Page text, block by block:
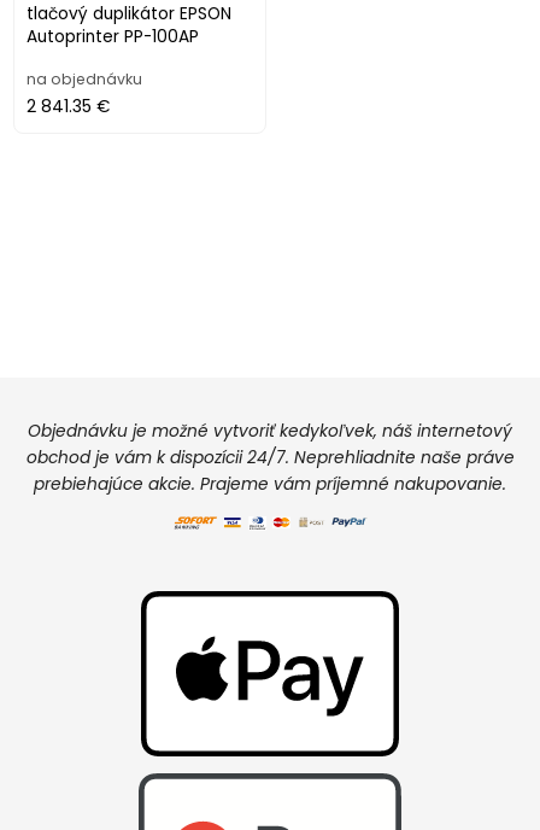
tlačový duplikátor EPSON
Autoprinter PP-100AP
na objednávku
2 841.35 €
Objednávku je možné vytvoriť kedykoľvek, náš internetový
obchod je vám k dispozícii 24/7. Neprehliadnite naše práve
prebiehajúce akcie. Prajeme vám príjemné nakupovanie.